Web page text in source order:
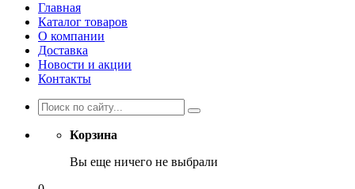
Главная
Каталог товаров
О компании
Доставка
Новости и акции
Контакты
Корзина
Вы еще ничего не выбрали